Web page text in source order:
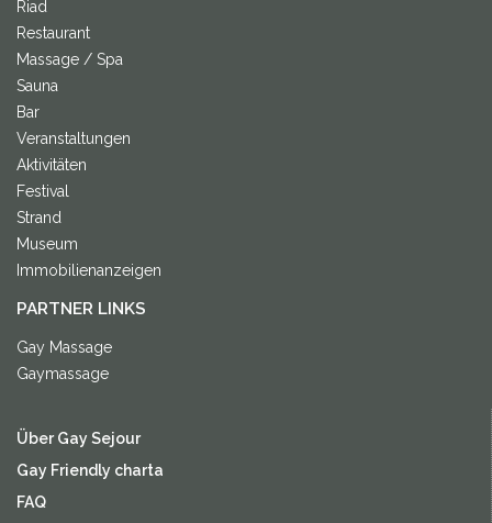
Riad
Restaurant
Massage / Spa
Sauna
Bar
Veranstaltungen
Aktivitäten
Festival
Strand
Museum
Immobilienanzeigen
PARTNER LINKS
Gay Massage
Gaymassage
Über Gay Sejour
Gay Friendly charta
FAQ